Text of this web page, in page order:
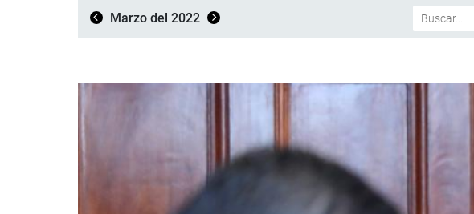
Marzo del 2022